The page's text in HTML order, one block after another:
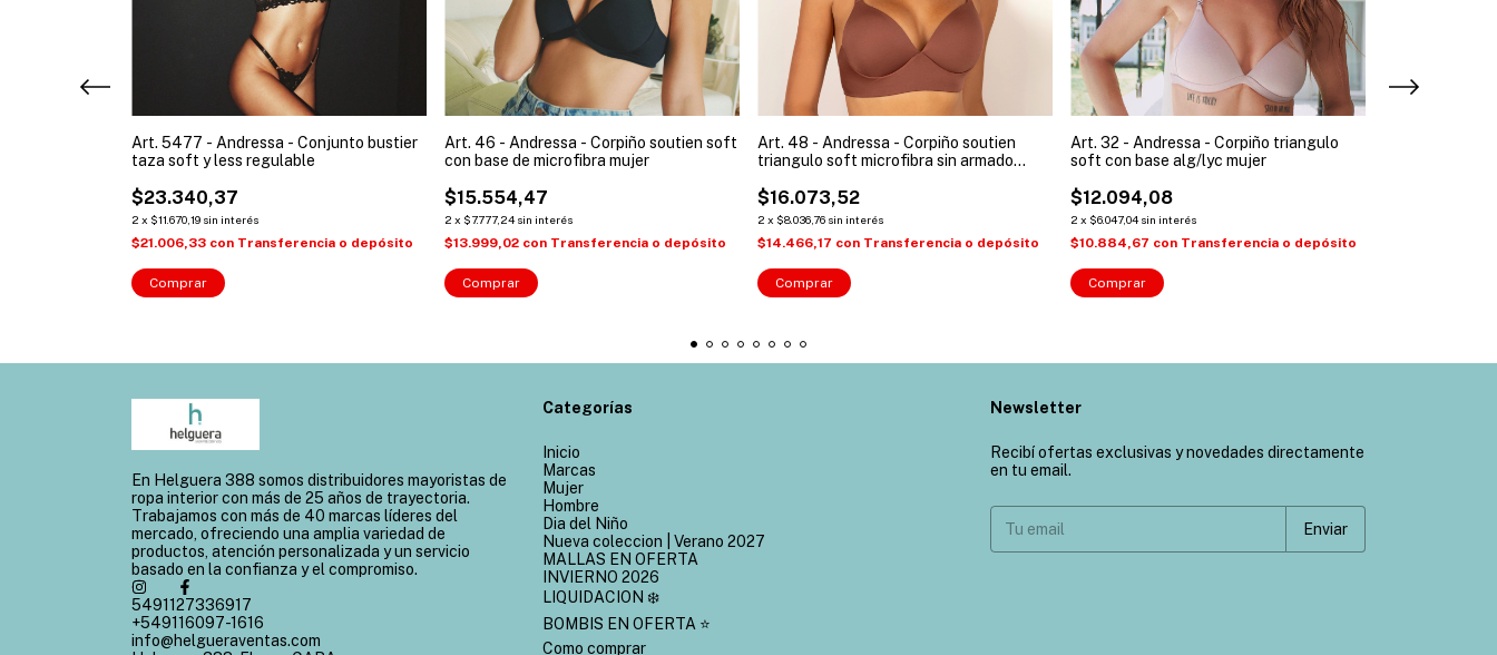
Art. 5477 - Andressa - Conjunto bustier
taza soft y less regulable
$23.340,37
2 x $11.670,19 sin interés
$21.006,33 con Transferencia o depósito
Comprar
Art. 46 - Andressa - Corpiño soutien soft
con base de microfibra mujer
$15.554,47
2 x $7.777,24 sin interés
$13.999,02 con Transferencia o depósito
Comprar
Art. 48 - Andressa - Corpiño soutien
triangulo soft microfibra sin armado
$16.073,52
2 x $8.036,76 sin interés
$14.466,17 con Transferencia o depósito
Comprar
Art. 32 - Andressa - Corpiño triangulo
soft con base alg/lyc mujer
$12.094,08
2 x $6.047,04 sin interés
$10.884,67 con Transferencia o depósito
Comprar
En Helguera 388 somos distribuidores mayoristas de
ropa interior con más de 25 años de trayectoria.
Trabajamos con más de 40 marcas líderes del
mercado, ofreciendo una amplia variedad de
productos, atención personalizada y un servicio
basado en la confianza y el compromiso.
5491127336917
+549116097-1616
info@helgueraventas.com
Categorías
Inicio
Marcas
Mujer
Hombre
Dia del Niño
Nueva coleccion | Verano 2027
MALLAS EN OFERTA
INVIERNO 2026
LIQUIDACION ❄️
BOMBIS EN OFERTA ⭐
Como comprar
Newsletter
Recibí ofertas exclusivas y novedades directamente
en tu email.